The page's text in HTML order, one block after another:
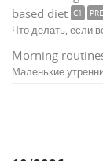
based diet C1
Что делать, если
Morning
Маленькие